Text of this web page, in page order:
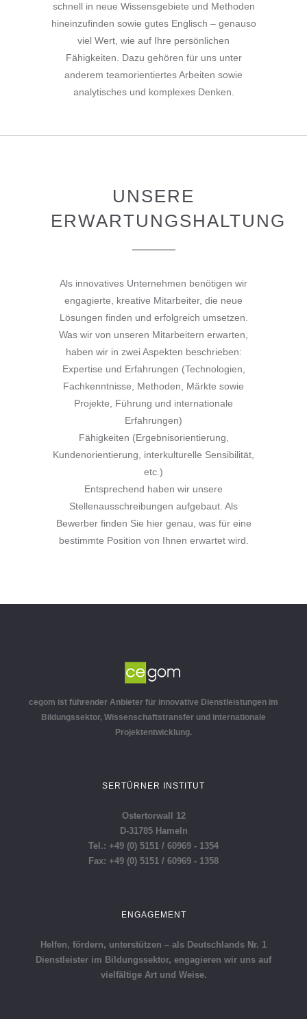
schnell in neue Wissensgebiete und Methoden
hineinzufinden sowie gutes Englisch – genauso
viel Wert, wie auf Ihre persönlichen
Fähigkeiten. Dazu gehören für uns unter
anderem teamorientiertes Arbeiten sowie
analytisches und komplexes Denken.
UNSERE
ERWARTUNGSHALTUNG
Als innovatives Unternehmen benötigen wir
engagierte, kreative Mitarbeiter, die neue
Lösungen finden und erfolgreich umsetzen.
Was wir von unseren Mitarbeitern erwarten,
haben wir in zwei Aspekten beschrieben:
Expertise und Erfahrungen (Technologien,
Fachkenntnisse, Methoden, Märkte sowie
Projekte, Führung und internationale
Erfahrungen)
Fähigkeiten (Ergebnisorientierung,
Kundenorientierung, interkulturelle Sensibilität,
etc.)
Entsprechend haben wir unsere
Stellenausschreibungen aufgebaut. Als
Bewerber finden Sie hier genau, was für eine
bestimmte Position von Ihnen erwartet wird.
cegom ist führender Anbieter für innovative Dienstleistungen im
Bildungssektor, Wissenschaftstransfer und internationale
Projektentwicklung.
SERTÜRNER INSTITUT
Ostertorwall 12
D-31785 Hameln
Tel.: +49 (0) 5151 / 60969 - 1354
Fax: +49 (0) 5151 / 60969 - 1358
ENGAGEMENT
Helfen, fördern, unterstützen – als Deutschlands Nr. 1
Dienstleister im Bildungssektor, engagieren wir uns auf
vielfältige Art und Weise.